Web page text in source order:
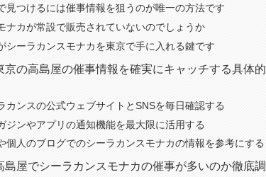
見つけるには催事情報を狙うのが唯一の方法です
ナカが常設で販売されていないのでしょうか
シーラカンスモナカを東京で手に入れる鍵です
の高島屋の催事情報を確実にキャッチする具体的
ンスの公式ウェブサイトとSNSを毎日確認する
ジンやアプリの通知機能を最大限に活用する
個人のブログでのシーラカンスモナカの情報を参考にする
島屋でシーラカンスモナカの催事が多いのか徹底調